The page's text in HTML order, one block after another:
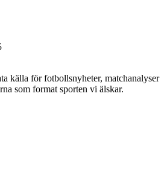
källa för fotbollsnyheter, matchanalyser
som format sporten vi älskar.